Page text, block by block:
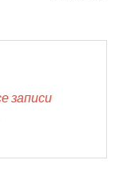
записи